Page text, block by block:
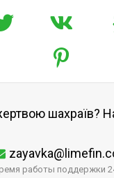
шахраїв?
работы поддержки